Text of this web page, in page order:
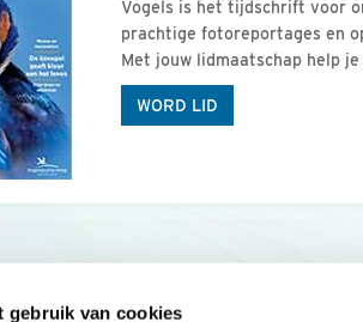
gebruik van cookies
Vogels is het tijdschrift voor
prachtige fotoreportages en
Met jouw lidmaatschap help je
WORD LID